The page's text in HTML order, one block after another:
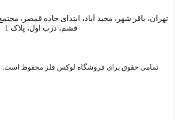
قشم، درب اول، پلاک 1
تمامی حقوق برای فروشگاه لوکس فلز محفوظ است.